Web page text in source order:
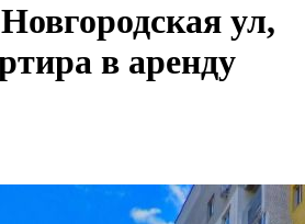
ул,
в аренду